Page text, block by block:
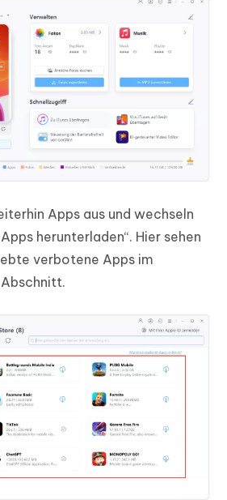
Apps aus und wechseln
herunterladen“. Hier sehen
verbotene Apps im